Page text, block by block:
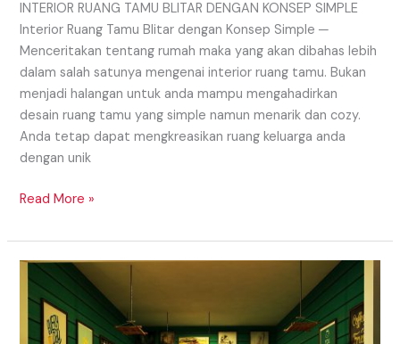
INTERIOR RUANG TAMU BLITAR DENGAN KONSEP SIMPLE
Interior Ruang Tamu Blitar dengan Konsep Simple ─
Menceritakan tentang rumah maka yang akan dibahas lebih
dalam salah satunya mengenai interior ruang tamu. Bukan
menjadi halangan untuk anda mampu mengahadirkan
desain ruang tamu yang simple namun menarik dan cozy.
Anda tetap dapat mengkreasikan ruang keluarga anda
dengan unik
Read More »
Interior
Cafe
Daerah
Jember